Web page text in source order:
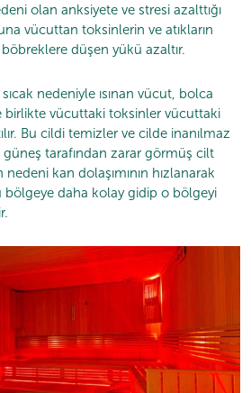
olan anksiyete ve stresi azalttığı
vücuttan toksinlerin ve atıkların
böbreklere düşen yükü azaltır.
nedeniyle ısınan vücut, bolca
birlikte vücuttaki toksinler vücuttaki
Bu cildi temizler ve cilde inanılmaz
güneş tarafından zarar görmüş cilt
kan dolaşımının hızlanarak
bölgeye daha kolay gidip o bölgeyi